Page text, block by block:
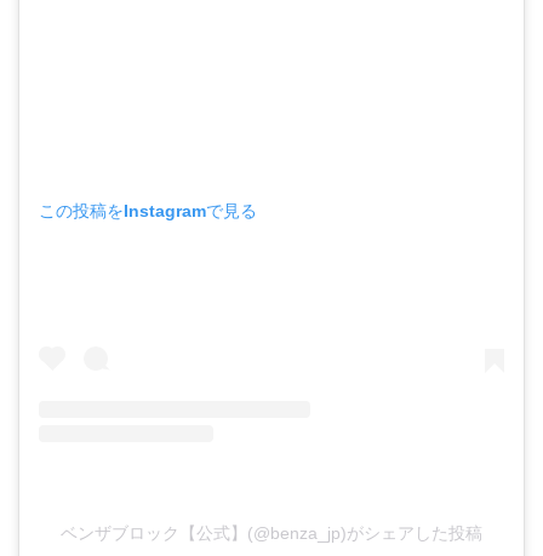
この投稿をInstagramで見る
ベンザブロック【公式】(@benza_jp)がシェアした投稿